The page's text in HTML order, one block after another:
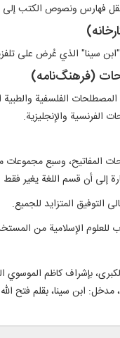
فهارس ونصوص الكتب إلى
سينا" الذي عُرض على
الفلسفية
الفرنسية والإنجليزية.
المفاتيح، وسبع مجموعات من
إلى أن قسم اللغة يغير
التوفيق المتزايد للجميع.
الإسلامية من